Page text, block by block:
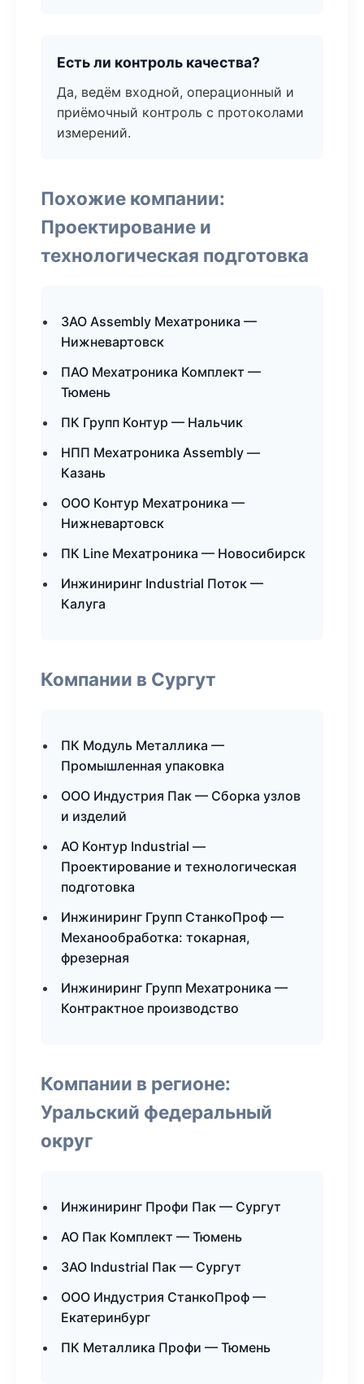
Есть ли контроль качества?
Да, ведём входной, операционный и
приёмочный контроль с протоколами
измерений.
Похожие компании:
Проектирование и
технологическая подготовка
ЗАО Assembly Мехатроника —
Нижневартовск
ПАО Мехатроника Комплект —
Тюмень
ПК Групп Контур — Нальчик
НПП Мехатроника Assembly —
Казань
ООО Контур Мехатроника —
Нижневартовск
ПК Line Мехатроника — Новосибирск
Инжиниринг Industrial Поток —
Калуга
Компании в Сургут
ПК Модуль Металлика —
Промышленная упаковка
ООО Индустрия Пак — Сборка узлов
и изделий
АО Контур Industrial —
Проектирование и технологическая
подготовка
Инжиниринг Групп СтанкоПроф —
Механообработка: токарная,
фрезерная
Инжиниринг Групп Мехатроника —
Контрактное производство
Компании в регионе:
Уральский федеральный
округ
Инжиниринг Профи Пак — Сургут
АО Пак Комплект — Тюмень
ЗАО Industrial Пак — Сургут
ООО Индустрия СтанкоПроф —
Екатеринбург
ПК Металлика Профи — Тюмень